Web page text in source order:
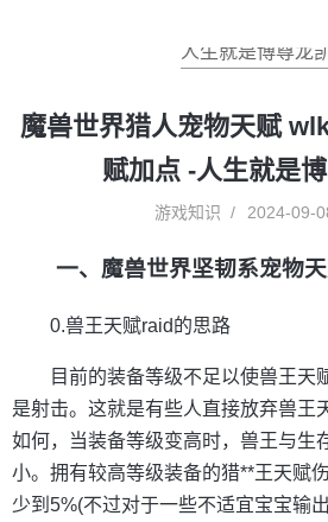
人生就是博尊龙
魔兽世界猎人宠物天赋
赋加点 -人生就是
游戏知识 2024-09-
一、魔兽世界坚韧系宠物
0.兽王天赋raid的思路
目前的装备等级不足以使兽王天
是射击。这就是有些人直接放弃兽王
如何，当装备等级变高时，兽王与生
小。拥有较高等级装备的猎**王天赋
少到5%(不过对于一些不适宜宝宝输